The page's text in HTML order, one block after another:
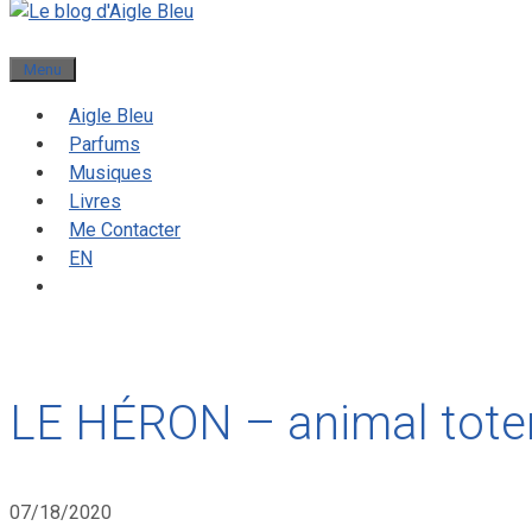
Menu
Aigle Bleu
Parfums
Musiques
Livres
Me Contacter
EN
LE HÉRON – animal
07/18/2020